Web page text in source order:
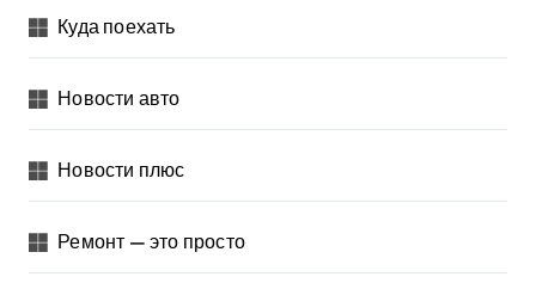
Куда поехать
Новости авто
Новости плюс
Ремонт — это просто